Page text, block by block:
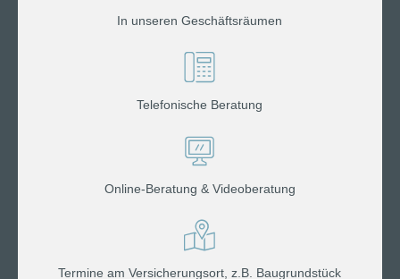
In unseren Geschäftsräumen
Telefonische Beratung
Online-Beratung & Videoberatung
Termine am Versicherungsort, z.B. Baugrundstück